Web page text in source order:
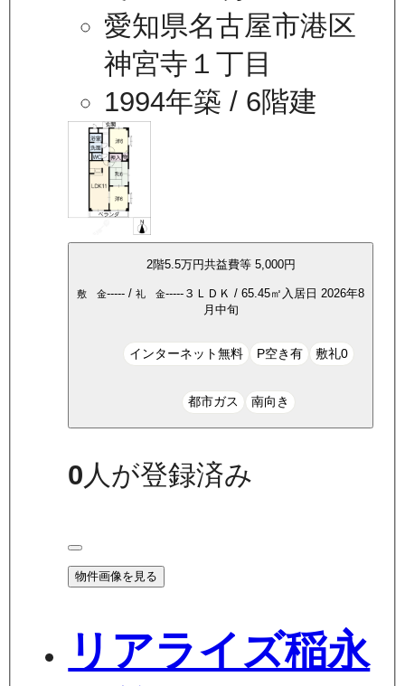
愛知県名古屋市港区
神宮寺１丁目
1994年築 / 6階建
2階5.5万円共益費等 5,000円
敷 金----- / 礼 金----- ３ＬＤＫ / 65.45㎡ 入居日 2026年8
月中旬
インターネット無料 P空き有 敷礼0
都市ガス 南向き
0人が登録済み
物件画像を見る
リアライズ稲永